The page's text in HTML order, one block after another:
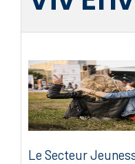
Le Secteur